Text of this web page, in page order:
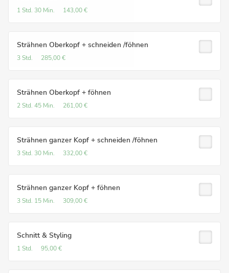
1 Std. 30 Min. 143,00 €
Strähnen Oberkopf + schneiden /föhnen
3 Std. 285,00 €
Strähnen Oberkopf + föhnen
2 Std. 45 Min. 261,00 €
Strähnen ganzer Kopf + schneiden /föhnen
3 Std. 30 Min. 332,00 €
Strähnen ganzer Kopf + föhnen
3 Std. 15 Min. 309,00 €
Schnitt & Styling
1 Std. 95,00 €